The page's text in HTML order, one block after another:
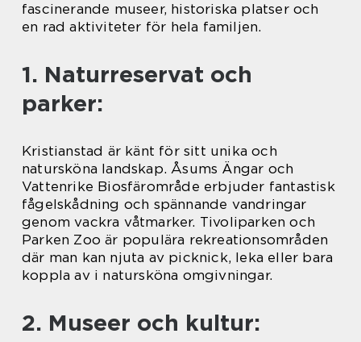
fascinerande museer, historiska platser och
en rad aktiviteter för hela familjen.
1. Naturreservat och
parker:
Kristianstad är känt för sitt unika och
natursköna landskap. Åsums Ängar och
Vattenrike Biosfärområde erbjuder fantastisk
fågelskådning och spännande vandringar
genom vackra våtmarker. Tivoliparken och
Parken Zoo är populära rekreationsområden
där man kan njuta av picknick, leka eller bara
koppla av i natursköna omgivningar.
2. Museer och kultur: